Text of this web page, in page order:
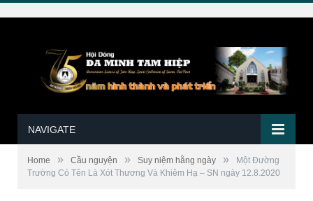
NAVIGATE
Home » Cầu nguyện » Suy niệm hằng ngày »
Một Đường
Trường Có Tên Là Xót Thương Và Khiêm Hạ – SN ngày 12.8.2020